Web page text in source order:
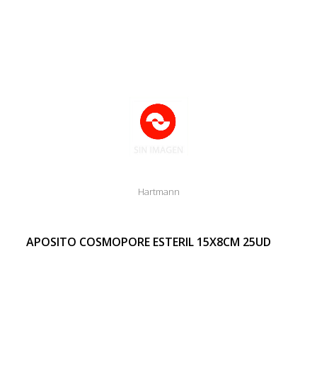
Hartmann
APOSITO COSMOPORE ESTERIL 15X8CM 25UD